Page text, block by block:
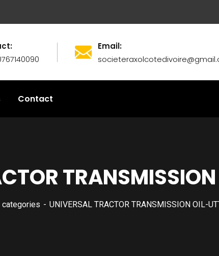
Email:
Contact
categories UNIVERSAL TRACTOR TRANSMISSION OIL-